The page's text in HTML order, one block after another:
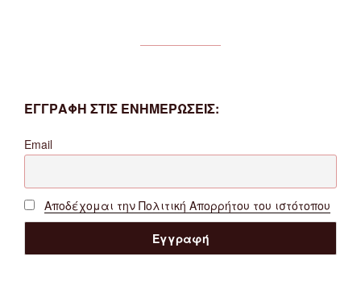
ΕΓΓΡΑΦΗ ΣΤΙΣ ΕΝΗΜΕΡΩΣΕΙΣ:
Email
Αποδέχομαι την Πολιτική Απορρήτου του ιστότοπου